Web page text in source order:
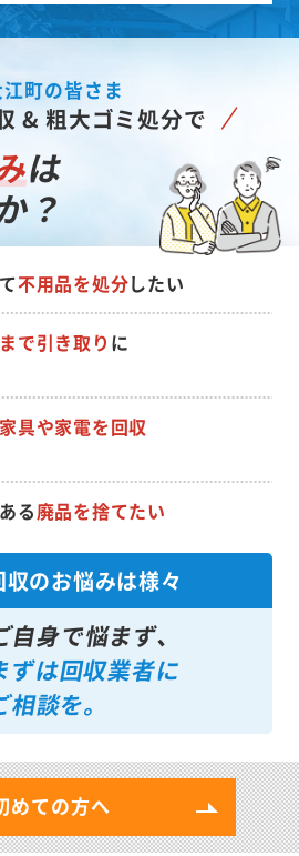
町の皆さま
& 粗大ゴミ処分で
は
？
不用品を処分したい
家具や家電を回収
で引き取り に
る廃品を捨てたい
収のお悩みは様々
自身で悩まず、
ずは回収業者に
相談を。
めての方へ